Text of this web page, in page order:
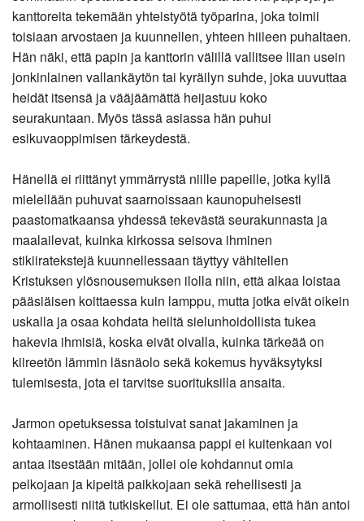
kanttoreita tekemään yhteistyötä työparina, joka toimii
toisiaan arvostaen ja kuunnellen, yhteen hiileen puhaltaen.
Hän näki, että papin ja kanttorin välillä vallitsee liian usein
jonkinlainen vallankäytön tai kyräilyn suhde, joka uuvuttaa
heidät itsensä ja vääjäämättä heijastuu koko
seurakuntaan. Myös tässä asiassa hän puhui
esikuvaoppimisen tärkeydestä.
Hänellä ei riittänyt ymmärrystä niille papeille, jotka kyllä
mielellään puhuvat saarnoissaan kaunopuheisesti
paastomatkaansa yhdessä tekevästä seurakunnasta ja
maalailevat, kuinka kirkossa seisova ihminen
stikiiratekstejä kuunnellessaan täyttyy vähitellen
Kristuksen ylösnousemuksen ilolla niin, että alkaa loistaa
pääsiäisen koittaessa kuin lamppu, mutta jotka eivät oikein
uskalla ja osaa kohdata heiltä sielunhoidollista tukea
hakevia ihmisiä, koska eivät oivalla, kuinka tärkeää on
kiireetön lämmin läsnäolo sekä kokemus hyväksytyksi
tulemisesta, jota ei tarvitse suorituksilla ansaita.
Jarmon opetuksessa toistuivat sanat jakaminen ja
kohtaaminen. Hänen mukaansa pappi ei kuitenkaan voi
antaa itsestään mitään, jollei ole kohdannut omia
pelkojaan ja kipeitä paikkojaan sekä rehellisesti ja
armollisesti niitä tutkiskellut. Ei ole sattumaa, että hän antoi